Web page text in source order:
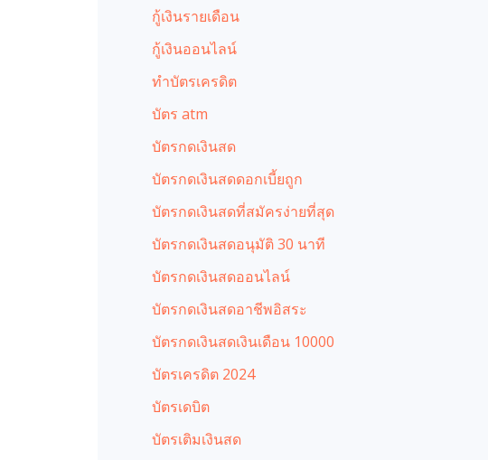
กู้เงินรายเดือน
กู้เงินออนไลน์
ทำบัตรเครดิต
บัตร atm
บัตรกดเงินสด
บัตรกดเงินสดดอกเบี้ยถูก
บัตรกดเงินสดที่สมัครง่ายที่สุด
บัตรกดเงินสดอนุมัติ 30 นาที
บัตรกดเงินสดออนไลน์
บัตรกดเงินสดอาชีพอิสระ
บัตรกดเงินสดเงินเดือน 10000
บัตรเครดิต 2024
บัตรเดบิต
บัตรเติมเงินสด